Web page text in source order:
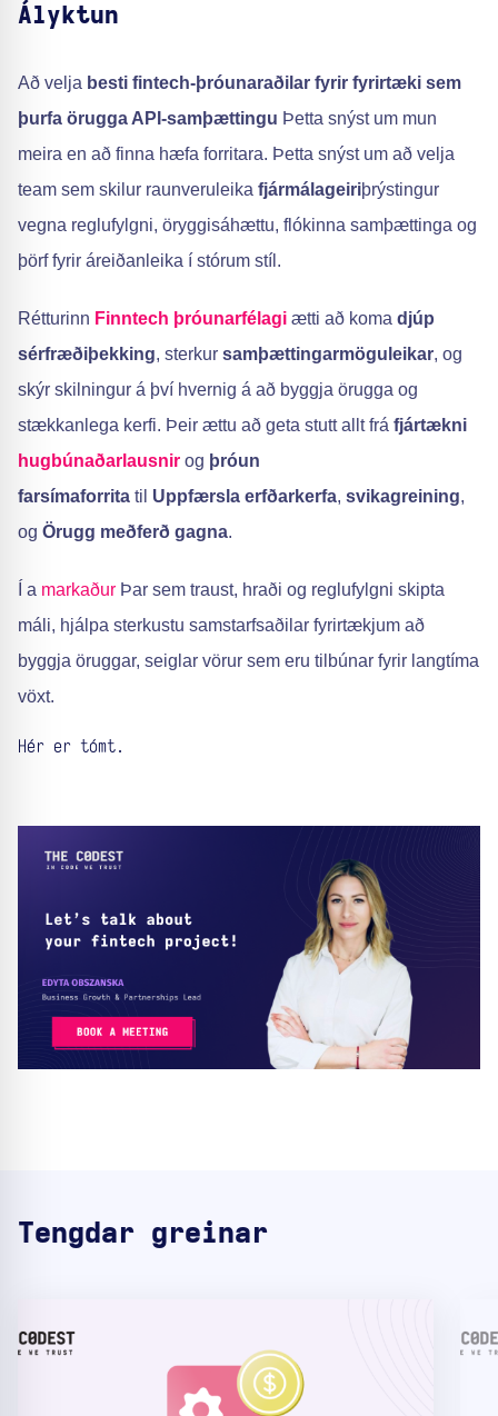
Ályktun
Að velja besti fintech-þróunaraðilar fyrir fyrirtæki sem
þurfa örugga API-samþættingu Þetta snýst um mun
meira en að finna hæfa forritara. Þetta snýst um að velja
team sem skilur raunveruleika fjármálageiriþrýstingur
vegna reglufylgni, öryggisáhættu, flókinna samþættinga og
þörf fyrir áreiðanleika í stórum stíl.
Rétturinn Finntech þróunarfélagi ætti að koma djúp
sérfræðiþekking, sterkur samþættingarmöguleikar, og
skýr skilningur á því hvernig á að byggja örugga og
stækkanlega kerfi. Þeir ættu að geta stutt allt frá fjártækni
hugbúnaðarlausnir og þróun
farsímaforrita til Uppfærsla erfðarkerfa, svikagreining,
og Örugg meðferð gagna.
Í a markaður Þar sem traust, hraði og reglufylgni skipta
máli, hjálpa sterkustu samstarfsaðilar fyrirtækjum að
byggja öruggar, seiglar vörur sem eru tilbúnar fyrir langtíma
vöxt.
Hér er tómt.
Tengdar greinar